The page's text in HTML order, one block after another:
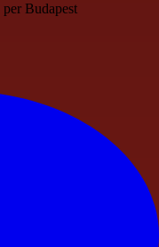
Budapest